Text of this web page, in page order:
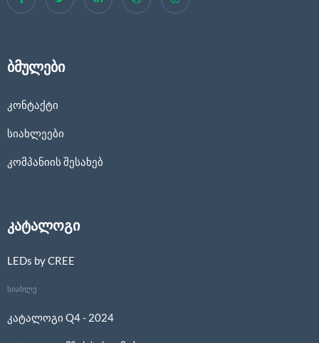
ბმულები
კონტაქტი
სიახლეები
კომპანიის შესახებ
კატალოგი
LEDs by CREE
სიახლე
კატალოგი Q4 - 2024